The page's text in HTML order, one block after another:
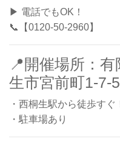
▶ 電話でもOK！
📞【0120-50-2960】
📍開催場所：
生市宮前町1-7-5
・西桐生駅から徒歩すぐ
・駐車場あり